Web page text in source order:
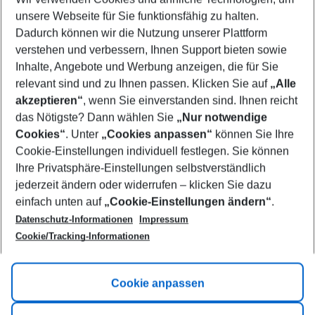
Mehr Filter anzeigen
Footer
Footer navigation
Über uns
AGB
Cookie-Einstellungen ändern
Cookie-Richtlinie
Datenschutz
Service & Hilfe
Barrierefreies Reisen
Check-in
Flugbeschränkungen
Folgen Sie uns
unsere Webseite für Sie funktionsfähig zu halten.
Dadurch können wir die Nutzung unserer Plattform
verstehen und verbessern, Ihnen Support bieten sowie
Inhalte, Angebote und Werbung anzeigen, die für Sie
relevant sind und zu Ihnen passen. Klicken Sie auf „Alle
akzeptieren“, wenn Sie einverstanden sind. Ihnen reicht
das Nötigste? Dann wählen Sie „Nur notwendige
Cookies“. Unter „Cookies anpassen“ können Sie Ihre
Cookie-Einstellungen individuell festlegen. Sie können
Ihre Privatsphäre-Einstellungen selbstverständlich
jederzeit ändern oder widerrufen – klicken Sie dazu
einfach unten auf „Cookie-Einstellungen ändern“.
Datenschutz-Informationen
Impressum
Cookie/Tracking-Informationen
Cookie anpassen